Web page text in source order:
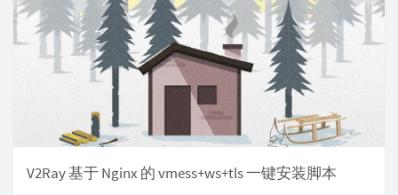
V2Ray 基于 Nginx 的 vmess+ws+tls 一键安装脚本